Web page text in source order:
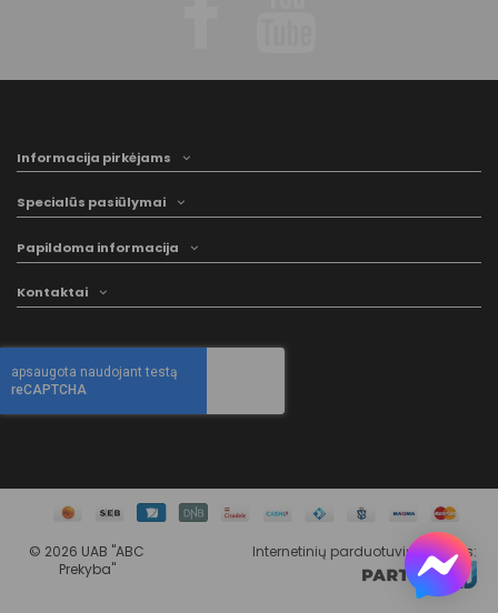
Informacija pirkėjams
Specialūs pasiūlymai
Papildoma informacija
Kontaktai
© 2026 UAB "ABC
Prekyba"
Internetinių parduotuvių kūrimas: